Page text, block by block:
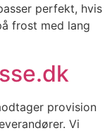
perfekt, hvis
frost med lang
provision
Vi